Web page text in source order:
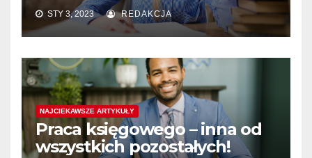
STY 3, 2023 REDAKCJA
NAJCIEKAWSZE ARTYKUŁY
Praca księgowego – inna od
wszystkich pozostałych!